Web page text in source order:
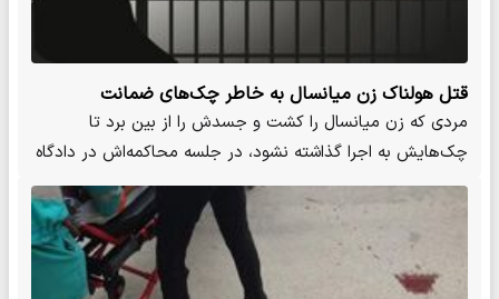
قتل هولناک زن میانسال به خاطر چک‌های ضمانت
مردی که زن میانسال را کشت و جسدش را از بین برد تا
چک‌هایش به اجرا گذاشته نشود، در جلسه محاکمه‌اش در دادگاه
کیفری استان…